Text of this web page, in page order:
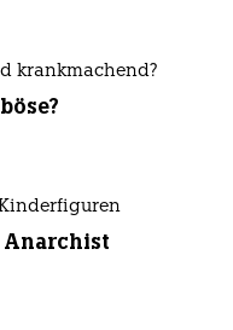
krankmachend?
Anarchist